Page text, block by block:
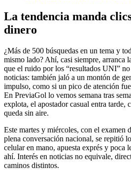
La tendencia manda
dinero
¿Más de 500 búsquedas en un tema y
mismo lado? Ahí, casi siempre, arranca
que el ruido por los “resultados UNI”
noticias: también jaló a un montón de
impulso, como si un pico de atención
En PreviaGol lo vemos semana tras
explota, el apostador casual entra tarde,
queda sin aire.
Este martes y miércoles, con el
plena conversación nacional, se repitió
celular en mano, apuesta exprés y poca
ahí. Interés en noticias no equivale,
caminos distintos.